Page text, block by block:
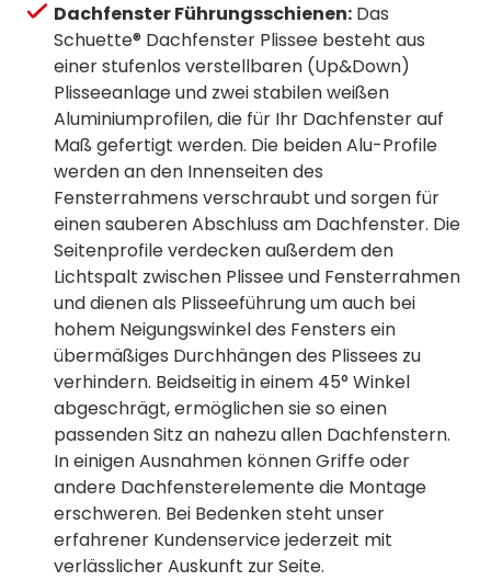
Dachfenster Führungsschienen: Das
Schuette® Dachfenster Plissee besteht aus
einer stufenlos verstellbaren (Up&Down)
Plisseeanlage und zwei stabilen weißen
Aluminiumprofilen, die für Ihr Dachfenster auf
Maß gefertigt werden. Die beiden Alu-Profile
werden an den Innenseiten des
Fensterrahmens verschraubt und sorgen für
einen sauberen Abschluss am Dachfenster. Die
Seitenprofile verdecken außerdem den
Lichtspalt zwischen Plissee und Fensterrahmen
und dienen als Plisseeführung um auch bei
hohem Neigungswinkel des Fensters ein
übermäßiges Durchhängen des Plissees zu
verhindern. Beidseitig in einem 45° Winkel
abgeschrägt, ermöglichen sie so einen
passenden Sitz an nahezu allen Dachfenstern.
In einigen Ausnahmen können Griffe oder
andere Dachfensterelemente die Montage
erschweren. Bei Bedenken steht unser
erfahrener Kundenservice jederzeit mit
verlässlicher Auskunft zur Seite.